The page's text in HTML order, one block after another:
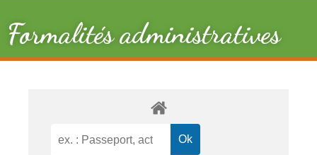
Formalités administratives